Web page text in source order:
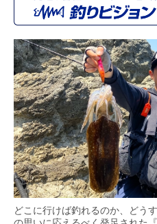
どこに行けば釣れるのか、どう